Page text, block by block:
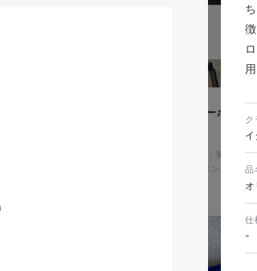
株式会社鈴木塗装工業所様 コーポレー
#メーカー・製造業
#レスポンシブ
徴
ク
品
仕
-